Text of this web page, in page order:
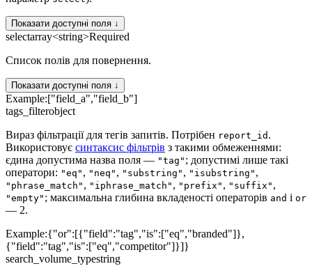
Показати доступні поля ↓
selectarray<string>Required
Список полів для повернення.
Показати доступні поля ↓
Example:["field_a","field_b"]
tags_filterobject
Вираз фільтрації для тегів запитів. Потрібен report_id .
Використовує синтаксис фільтрів з такими обмеженнями:
єдина допустима назва поля — "tag" ; допустимі лише такі
оператори: "eq" , "neq" , "substring" , "isubstring" ,
"phrase_match" , "iphrase_match" , "prefix" , "suffix" ,
"empty" ; максимальна глибина вкладеності операторів and і or
— 2.
Example:{"or":[{"field":"tag","is":["eq","branded"]},
{"field":"tag","is":["eq","competitor"]}]}
search_volume_typestring